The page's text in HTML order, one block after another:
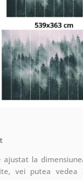
la
vei putea vedea